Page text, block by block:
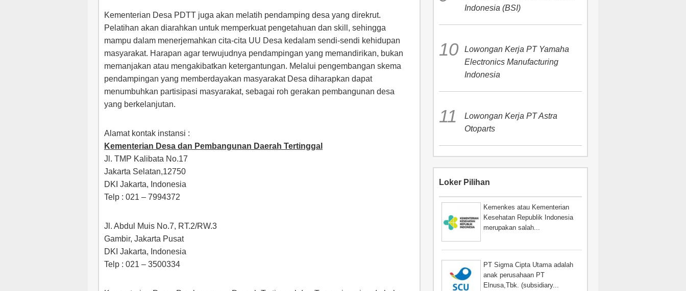
Kementerian Desa PDTT juga akan melatih pendamping desa yang direkrut.
Pelatihan akan diarahkan untuk memperkuat pengetahuan dan skill, sehingga
mampu dalam menerjemahkan cita-cita UU Desa kedalam sendi-sendi kehidupan
masyarakat. Harapan agar terwujudnya pendampingan yang memandirikan, bukan
memanjakan atau mengakibatkan ketergantungan. Melalui pengembangan skema
pendampingan yang memberdayakan masyarakat Desa diharapkan dapat
menumbuhkan partisipasi masyarakat, sebagai roh gerakan pembangunan desa
yang berkelanjutan.
Alamat kontak instansi :
Kementerian Desa dan Pembangunan Daerah Tertinggal
Jl. TMP Kalibata No.17
Jakarta Selatan,12750
DKI Jakarta, Indonesia
Telp : 021 – 7994372
Jl. Abdul Muis No.7, RT.2/RW.3
Gambir, Jakarta Pusat
DKI Jakarta, Indonesia
Telp : 021 – 3500334
Indonesia (BSI)
Lowongan Kerja PT Yamaha
Electronics Manufacturing
Indonesia
Lowongan Kerja PT Astra
Otoparts
Loker Pilihan
Kemenkes atau Kementerian
Kesehatan Republik Indonesia
merupakan salah...
PT Sigma Cipta Utama adalah
anak perusahaan PT
Elnusa,Tbk. (subsidiary...